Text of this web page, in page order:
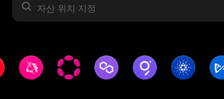
자산 라벨